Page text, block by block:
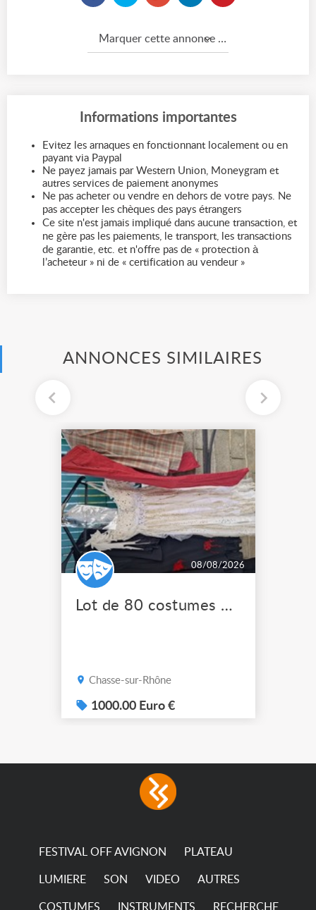
Marquer cette annonce comme...
Informations importantes
Evitez les arnaques en fonctionnant localement ou en
payant via Paypal
Ne payez jamais par Western Union, Moneygram et
autres services de paiement anonymes
Ne pas acheter ou vendre en dehors de votre pays. Ne
pas accepter les chèques des pays étrangers
Ce site n'est jamais impliqué dans aucune transaction, et
ne gère pas les paiements, le transport, les transactions
de garantie, etc. et n'offre pas de « protection à
l’acheteur » ni de « certification au vendeur »
ANNONCES SIMILAIRES
08/08/2026
Lot de 80 costumes de scène pro
Chasse-sur-Rhône
1000.00 Euro €
FESTIVAL OFF AVIGNON PLATEAU
LUMIERE SON VIDEO AUTRES
COSTUMES INSTRUMENTS RECHERCHE